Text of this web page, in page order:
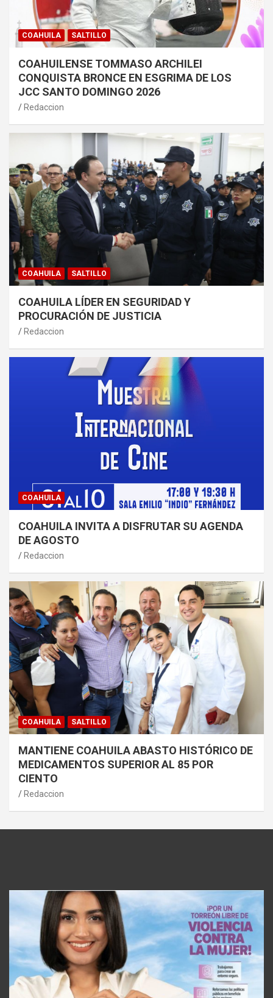
COAHUILA SALTILLO
COAHUILENSE TOMMASO ARCHILEI
CONQUISTA BRONCE EN ESGRIMA DE LOS
JCC SANTO DOMINGO 2026
Redaccion
COAHUILA SALTILLO
COAHUILA LÍDER EN SEGURIDAD Y
PROCURACIÓN DE JUSTICIA
Redaccion
COAHUILA
COAHUILA INVITA A DISFRUTAR SU AGENDA
DE AGOSTO
Redaccion
COAHUILA SALTILLO
MANTIENE COAHUILA ABASTO HISTÓRICO DE
MEDICAMENTOS SUPERIOR AL 85 POR
CIENTO
Redaccion